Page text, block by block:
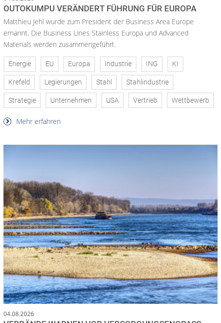
OUTOKUMPU VERÄNDERT FÜHRUNG FÜR EUROPA
Matthieu Jehl wurde zum President der Business Area Europe
ernannt. Die Business Lines Stainless Europa und Advanced
Materials werden zusammengeführt.
Energie EU Europa Industrie ING KI
Krefeld Legierungen Stahl Stahlindustrie
Strategie Unternehmen USA Vertrieb Wettbewerb
Mehr erfahren
04.08.2026